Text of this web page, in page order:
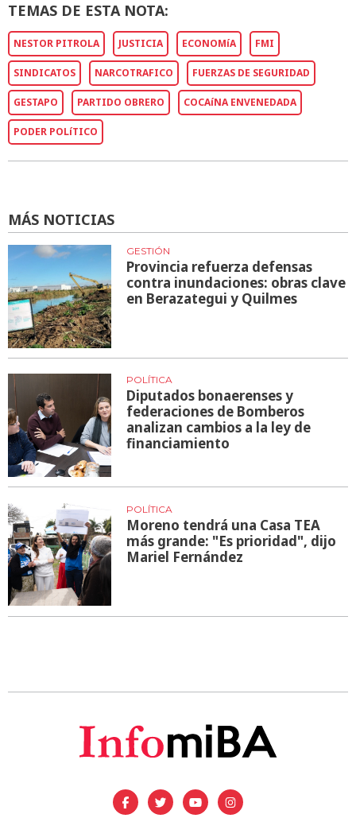
TEMAS DE ESTA NOTA:
NESTOR PITROLA JUSTICIA ECONOMíA FMI
SINDICATOS NARCOTRAFICO FUERZAS DE SEGURIDAD
GESTAPO PARTIDO OBRERO COCAíNA ENVENEDADA
PODER POLíTICO
MÁS NOTICIAS
GESTIÓN
Provincia refuerza defensas
contra inundaciones: obras clave
en Berazategui y Quilmes
POLÍTICA
Diputados bonaerenses y
federaciones de Bomberos
analizan cambios a la ley de
financiamiento
POLÍTICA
Moreno tendrá una Casa TEA
más grande: "Es prioridad", dijo
Mariel Fernández